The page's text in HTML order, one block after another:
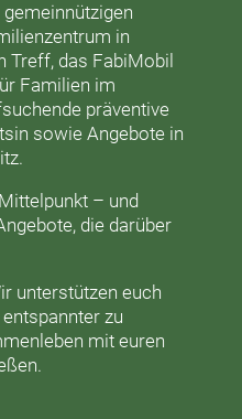
in
Treff, das FabiMobil
Familien im
präventive
sowie Angebote in
– und
die darüber
unterstützen euch
zu
mit euren